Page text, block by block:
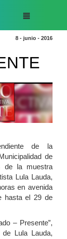
8 - junio - 2016
de la
de
de la muestra
Lula Lauda,
en avenida
hasta el 29 de
– Presente”,
Lula Lauda,